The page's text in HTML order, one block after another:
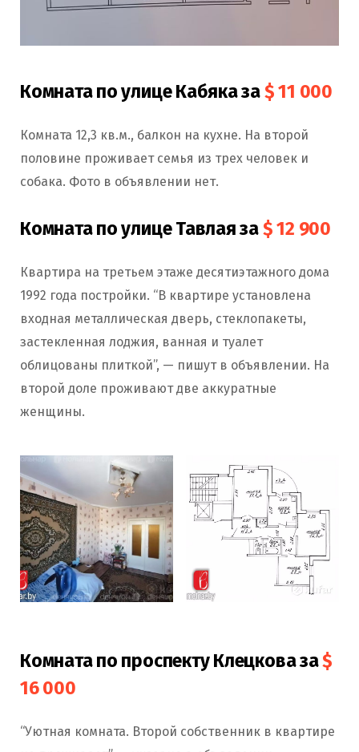
Комната по улице Кабяка за$ 11 000
Комната 12,3 кв.м., балкон на кухне. На второй
половине проживает семья из трех человек и
собака. Фото в объявлении нет.
Комната по улице Тавлая за$ 12 900
Квартира на третьем этаже десятиэтажного дома
1992 года постройки. “В квартире установлена
входная металлическая дверь, стеклопакеты,
застекленная лоджия, ванная и туалет
облицованы плиткой”, — пишут в объявлении. На
второй доле проживают две аккуратные
женщины.
Комната по проспекту Клецкова за$
16 000
“Уютная комната. Второй собственник в квартире